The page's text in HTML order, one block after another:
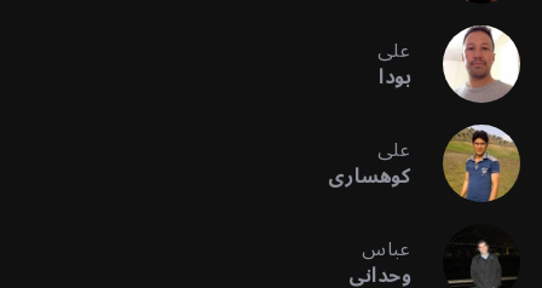
علی
بودا
علی
کوهساری
عباس
وحدانی